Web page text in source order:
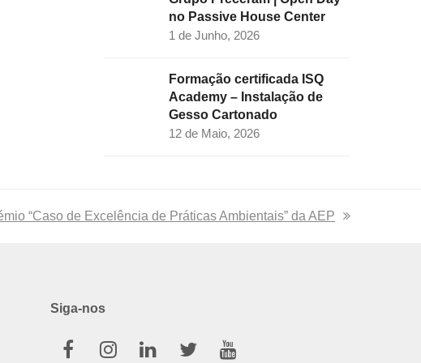
no Passive House Center
1 de Junho, 2026
Formação certificada ISQ
Academy – Instalação de
Gesso Cartonado
12 de Maio, 2026
“Caso de Excelência de Práticas Ambientais” da AEP
Siga-nos
Facebook
InstagramLinkedinTwitter